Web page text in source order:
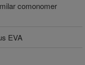
comonomer
EVA